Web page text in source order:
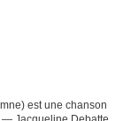
est une chanson